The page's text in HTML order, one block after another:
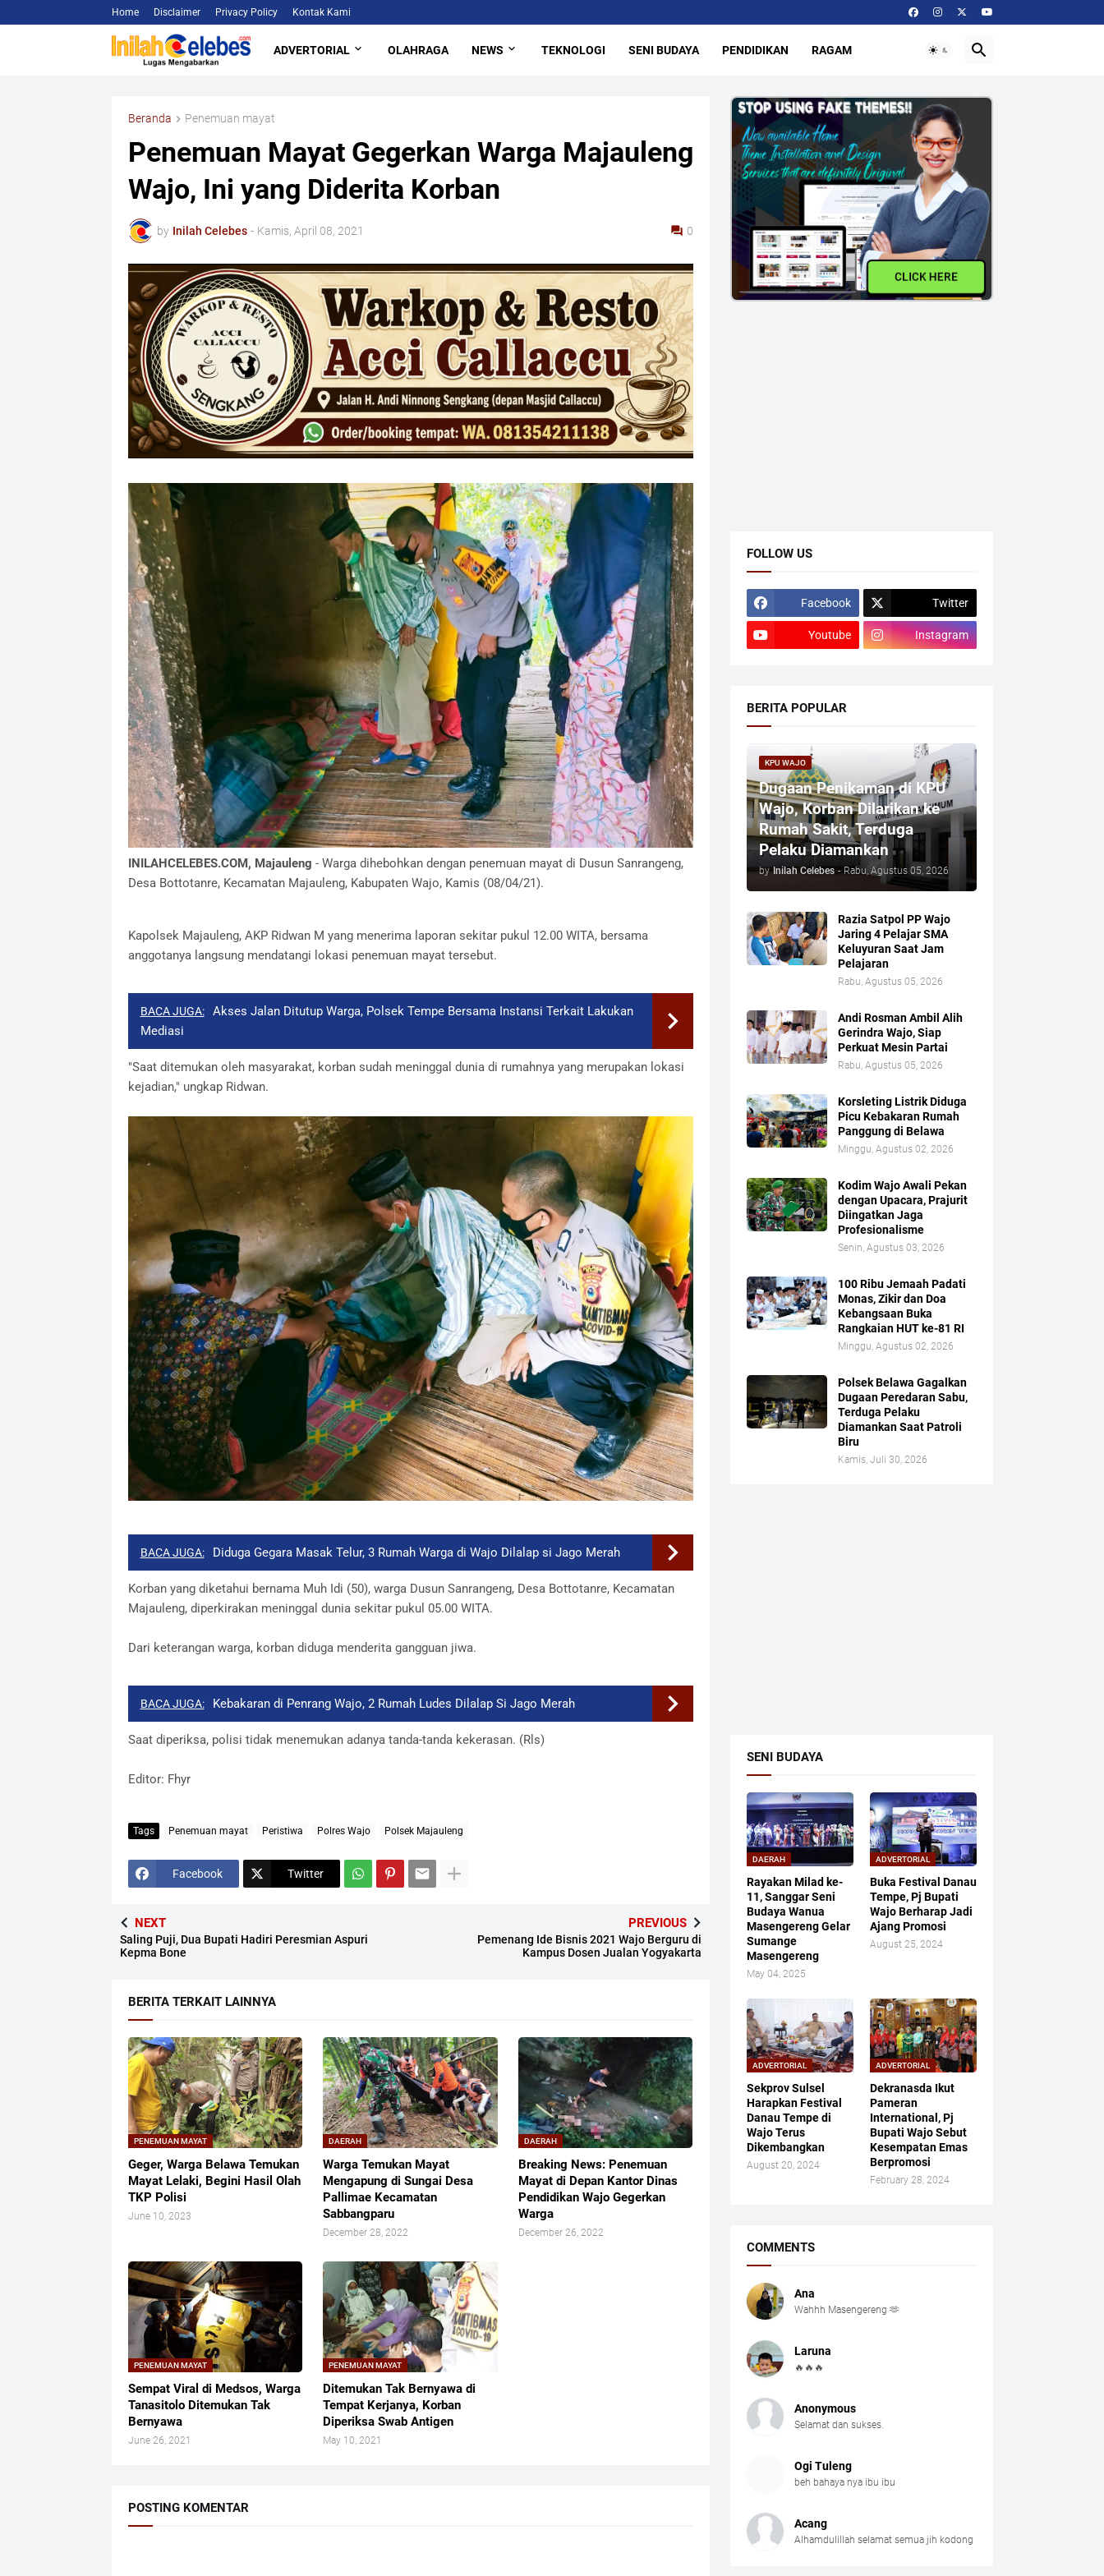
Home Disclaimer Privacy Policy Kontak Kami
ADVERTORIAL OLAHRAGA NEWS TEKNOLOGI SENI BUDAYA PENDIDIKAN RAGAM
Beranda Penemuan mayat
Penemuan Mayat Gegerkan Warga Majauleng
Wajo, Ini yang Diderita Korban
by Inilah Celebes - Kamis, April 08, 2021 0
INILAHCELEBES.COM, Majauleng - Warga dihebohkan dengan penemuan mayat di Dusun Sanrangeng,
Desa Bottotanre, Kecamatan Majauleng, Kabupaten Wajo, Kamis (08/04/21).
Kapolsek Majauleng, AKP Ridwan M yang menerima laporan sekitar pukul 12.00 WITA, bersama
anggotanya langsung mendatangi lokasi penemuan mayat tersebut.
BACA JUGA:
Akses Jalan Ditutup Warga, Polsek Tempe Bersama Instansi Terkait Lakukan
Mediasi
"Saat ditemukan oleh masyarakat, korban sudah meninggal dunia di rumahnya yang merupakan lokasi
kejadian," ungkap Ridwan.
BACA JUGA: Diduga Gegara Masak Telur, 3 Rumah Warga di Wajo Dilalap si Jago Merah
Korban yang diketahui bernama Muh Idi (50), warga Dusun Sanrangeng, Desa Bottotanre, Kecamatan
Majauleng, diperkirakan meninggal dunia sekitar pukul 05.00 WITA.
Dari keterangan warga, korban diduga menderita gangguan jiwa.
BACA JUGA: Kebakaran di Penrang Wajo, 2 Rumah Ludes Dilalap Si Jago Merah
Saat diperiksa, polisi tidak menemukan adanya tanda-tanda kekerasan. (Rls)
Editor: Fhyr
Tags Penemuan mayat Peristiwa Polres Wajo Polsek Majauleng
Facebook Twitter
NEXT
Saling Puji, Dua Bupati Hadiri Peresmian Aspuri
Kepma Bone
PREVIOUS
Pemenang Ide Bisnis 2021 Wajo Berguru di
Kampus Dosen Jualan Yogyakarta
BERITA TERKAIT LAINNYA
PENEMUAN MAYAT
Geger, Warga Belawa Temukan
Mayat Lelaki, Begini Hasil Olah
TKP Polisi
June 10, 2023
DAERAH
Warga Temukan Mayat
Mengapung di Sungai Desa
Pallimae Kecamatan
Sabbangparu
December 28, 2022
DAERAH
Breaking News: Penemuan
Mayat di Depan Kantor Dinas
Pendidikan Wajo Gegerkan
Warga
December 26, 2022
PENEMUAN MAYAT
Sempat Viral di Medsos, Warga
Tanasitolo Ditemukan Tak
Bernyawa
June 26, 2021
PENEMUAN MAYAT
Ditemukan Tak Bernyawa di
Tempat Kerjanya, Korban
Diperiksa Swab Antigen
May 10, 2021
POSTING KOMENTAR
CLICK HERE
FOLLOW US
Facebook Twitter
Youtube Instagram
BERITA POPULAR
KPU WAJO
Dugaan Penikaman di KPU
Wajo, Korban Dilarikan ke
Rumah Sakit, Terduga
Pelaku Diamankan
by Inilah Celebes - Rabu, Agustus 05, 2026
Razia Satpol PP Wajo
Jaring 4 Pelajar SMA
Keluyuran Saat Jam
Pelajaran
Rabu, Agustus 05, 2026
Andi Rosman Ambil Alih
Gerindra Wajo, Siap
Perkuat Mesin Partai
Rabu, Agustus 05, 2026
Korsleting Listrik Diduga
Picu Kebakaran Rumah
Panggung di Belawa
Minggu, Agustus 02, 2026
Kodim Wajo Awali Pekan
dengan Upacara, Prajurit
Diingatkan Jaga
Profesionalisme
Senin, Agustus 03, 2026
100 Ribu Jemaah Padati
Monas, Zikir dan Doa
Kebangsaan Buka
Rangkaian HUT ke-81 RI
Minggu, Agustus 02, 2026
Polsek Belawa Gagalkan
Dugaan Peredaran Sabu,
Terduga Pelaku
Diamankan Saat Patroli
Biru
Kamis, Juli 30, 2026
SENI BUDAYA
DAERAH
Rayakan Milad ke-
11, Sanggar Seni
Budaya Wanua
Masengereng Gelar
Sumange
Masengereng
May 04, 2025
ADVERTORIAL
Buka Festival Danau
Tempe, Pj Bupati
Wajo Berharap Jadi
Ajang Promosi
August 25, 2024
ADVERTORIAL
Sekprov Sulsel
Harapkan Festival
Danau Tempe di
Wajo Terus
Dikembangkan
August 20, 2024
ADVERTORIAL
Dekranasda Ikut
Pameran
International, Pj
Bupati Wajo Sebut
Kesempatan Emas
Berpromosi
February 28, 2024
COMMENTS
Ana
Wahhh Masengereng 🫶
Laruna
🔥🔥🔥
Anonymous
Selamat dan sukses.
Ogi Tuleng
beh bahaya nya ibu ibu
Acang
Alhamdulillah selamat semua jih kodong